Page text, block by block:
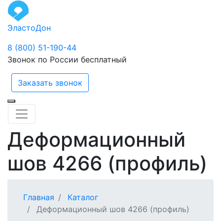
ЭластоДон
8 (800) 51-190-44
Звонок по России бесплатный
Заказать звонок
Деформационный
шов 4266 (профиль)
Главная
Каталог
Деформационный шов 4266 (профиль)